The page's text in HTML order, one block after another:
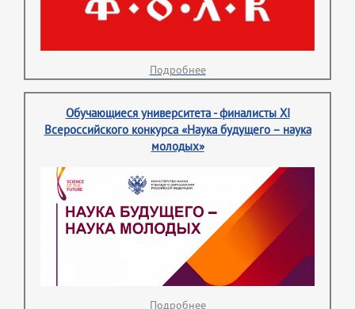
Подробнее
Обучающиеся университета - финалисты XI
Всероссийского конкурса «Наука будущего – наука
молодых»
Подробнее